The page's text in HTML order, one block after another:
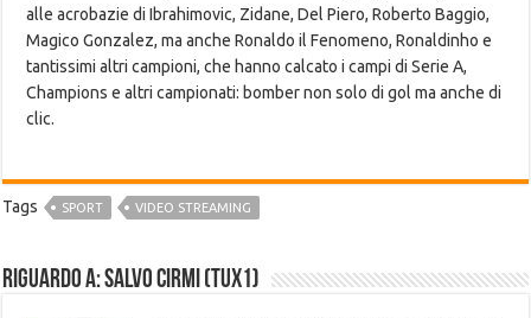
alle acrobazie di Ibrahimovic, Zidane, Del Piero, Roberto Baggio,
Magico Gonzalez, ma anche Ronaldo il Fenomeno, Ronaldinho e
tantissimi altri campioni, che hanno calcato i campi di Serie A,
Champions e altri campionati: bomber non solo di gol ma anche di
clic.
Tags SPORT VIDEO STREAMING
Riguardo a: Salvo Cirmi (Tux1)